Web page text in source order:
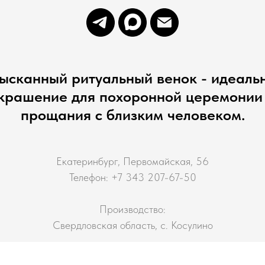
ритуальный венок -
для похоронной
прощания с близким человеком.
Екатеринбург, Первомайская, 56
Телефон: +7 343 207-67-50
Производство:
Свердловская область, с. Косулино